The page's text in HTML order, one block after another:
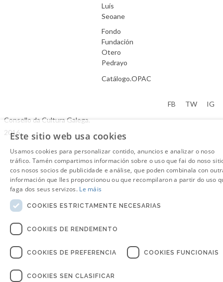
Luís
Seoane
Fondo
Fundación
Otero
Pedrayo
Catálogo.OPAC
Consello da Cultura Galega.
2016
FB TW IG
Este sitio web usa cookies
Usamos cookies para personalizar contido, anuncios e analizar o noso
tráfico. Tamén compartimos información sobre o uso que fai do noso
cos nosos socios de publicidade e análise, que poden combinala con
información que lles proporcionou ou que recompilaron a partir do uso
faga dos seus servizos. Le máis
COOKIES ESTRICTAMENTE NECESARIAS
COOKIES DE RENDEMENTO
COOKIES DE PREFERENCIA COOKIES FUNCIONAIS
COOKIES SEN CLASIFICAR